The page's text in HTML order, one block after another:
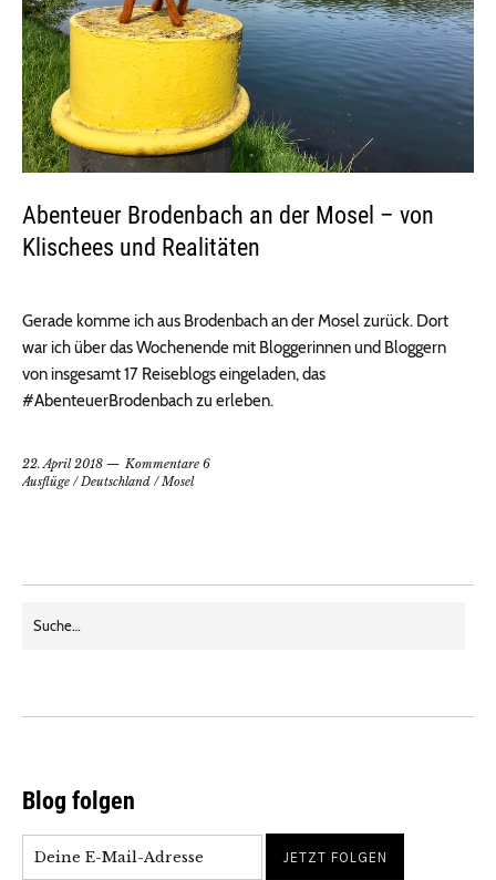
Abenteuer Brodenbach an der Mosel – von
Klischees und Realitäten
Gerade komme ich aus Brodenbach an der Mosel zurück. Dort
war ich über das Wochenende mit Bloggerinnen und Bloggern
von insgesamt 17 Reiseblogs eingeladen, das
#AbenteuerBrodenbach zu erleben.
22. April 2018
Kommentare 6
Ausflüge /Deutschland /Mosel
Blog folgen